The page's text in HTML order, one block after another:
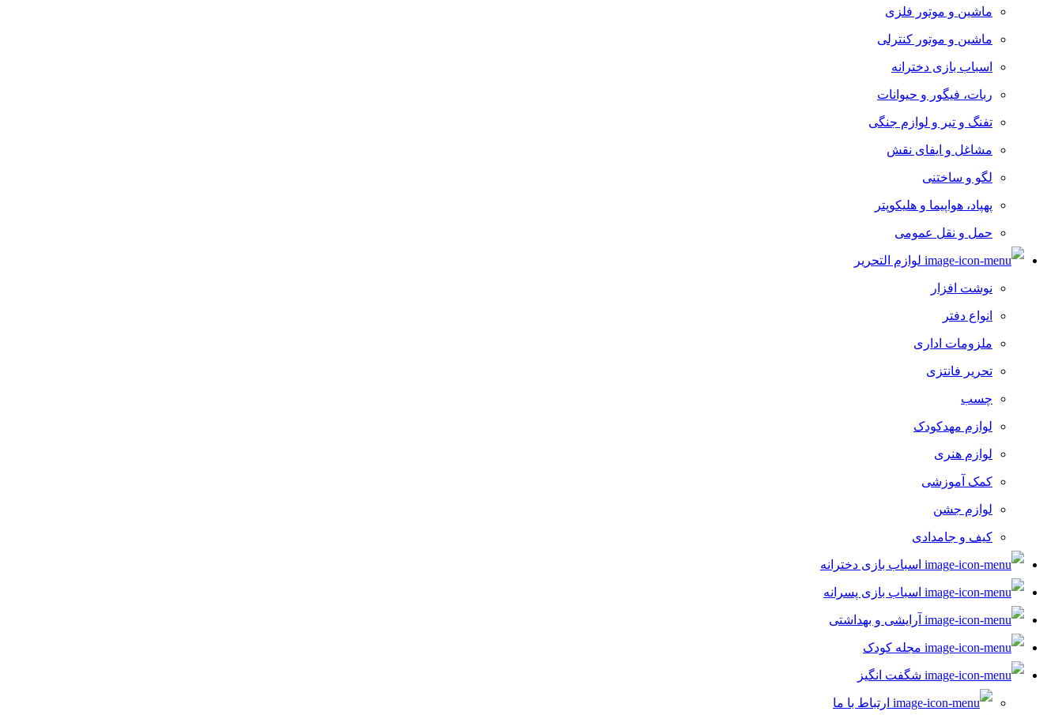
حیوانات و دایناسور
آویز و جاسوئیچی کودک
ست آشپزخانه
ست اتاق خواب
ست پیک نیک
ست نظافت
سیسمونی عروسک
لوازم ورزشی
بازی های ورزشی
تجهیزات ایروبیک و تناسب اندام
اسکیت کفشی و اسکیت بورد
گوی، چراغ خواب و دکوری
موتور بازی
موتور سیکلت
سه چرخه و راکر
موتور کنترلی
حمل و نقل عمومی
ماشین و موتور فلزی
ماشین و موتور کنترلی
اسباب بازی دخترانه
ربات، فیگور و حیوانات
تفنگ و تیر و لوازم جنگی
مشاغل و ایفای نقش
لگو و ساختنی
پهپاد، هواپیما و هلیکوپتر
حمل و نقل عمومی
لوازم التحریر
نوشت افزار
انواع دفتر
ملزومات اداری
تحریر فانتزی
چسب
لوازم مهدکودک
لوازم هنری
کمک آموزشی
لوازم جشن
کیف و جامدادی
اسباب بازی دخترانه
اسباب بازی پسرانه
آرایشی و بهداشتی
مجله کودک
شگفت انگیز
ارتباط با ما